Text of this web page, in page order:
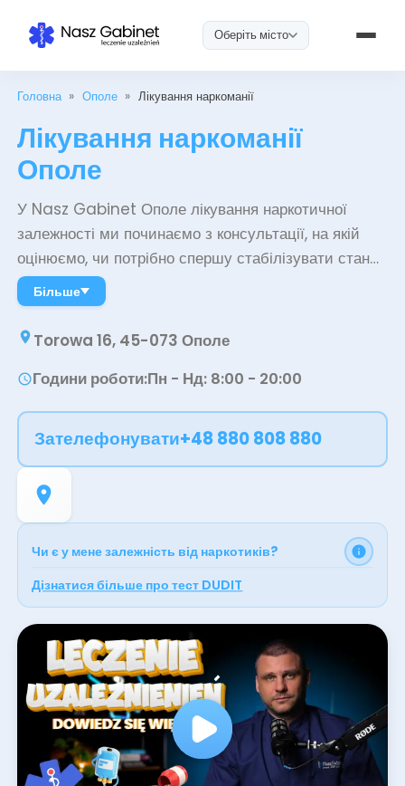
Оберіть місто
Головна » Ополе » Лікування наркоманії
Лікування наркоманії
Ополе
У Nasz Gabinet Ополе лікування наркотичної
залежності ми починаємо з консультації, на якій
оцінюємо, чи потрібно спершу стабілізувати стан
здоров'я, чи можна одразу перейти до терапії. Далі
проводимо діагностику, підтримувальну
фармакотерапію, індивідуальну та групову
весь цей час працюємо з пацієнтом над
місяці, бо результат визначає не сама відмова від
речовини, а те, що відбувається після неї.
Приймаємо приватно, без направлення й без черги.
Запишіться на візит онлайн або зателефонуйте.
Більше
Torowa 16, 45-073 Ополе
Години роботи:Пн - Нд: 8:00 - 20:00
Зателефонувати+48 880 808 880
Чи є у мене залежність від наркотиків?
Дізнатися більше про тест DUDIT